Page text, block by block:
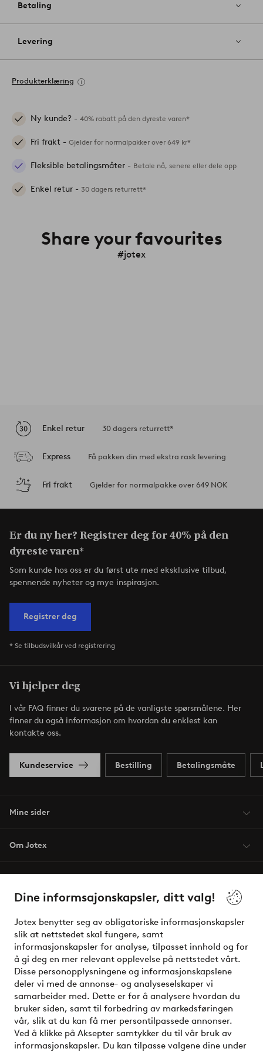
Dine informsajonskapsler, ditt valg!
Jotex benytter seg av obligatoriske informasjonskapsler
slik at nettstedet skal fungere, samt
informasjonskapsler for analyse, tilpasset innhold og for
å gi deg en mer relevant opplevelse på nettstedet vårt.
Disse personopplysningene og informasjonskapslene
deler vi med de annonse- og analyseselskaper vi
samarbeider med. Dette er for å analysere hvordan du
bruker siden, samt til forbedring av markedsføringen
vår, slik at du kan få mer persontilpassede annonser.
Ved å klikke på Aksepter samtykker du til vår bruk av
informasjonskapsler. Du kan tilpasse valgene dine under
Betaling
Levering
Produkterklæring
Ny kunde? - 40% rabatt på den dyreste varen*
Fri frakt - Gjelder for normalpakker over 649 kr*
Fleksible betalingsmåter - Betale nå, senere eller dele opp
Enkel retur - 30 dagers returrett*
Share your favourites
#jotex
Enkel retur 30 dagers returrett*
Express Få pakken din med ekstra rask levering
Fri frakt Gjelder for normalpakke over 649 NOK
Er du ny her? Registrer deg for 40% på den
dyreste varen*
Som kunde hos oss er du først ute med eksklusive tilbud,
spennende nyheter og mye inspirasjon.
Registrer deg
* Se tilbudsvilkår ved registrering
Vi hjelper deg
I vår FAQ finner du svarene på de vanligste spørsmålene. Her
finner du også informasjon om hvordan du enklest kan
kontakte oss.
Kundeservice Bestilling Betalingsmåte
Mine sider
Om Jotex
Venner
Sikre betalinger - Betal direkte eller del opp
Vil du vite mer om våre betalingsalternativer?
elpy